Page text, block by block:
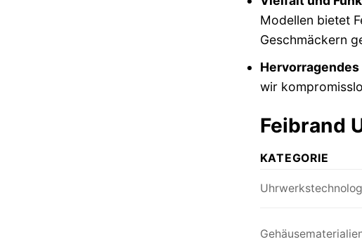
Modellen bietet
Geschmäckern
wir
Feibrand
KATEGORIE